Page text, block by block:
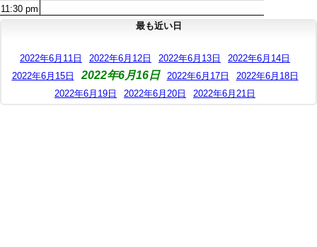
11:30 pm
最も近い日
2022年6月11日 2022年6月12日 2022年6月13日
2022年6月14日
2022年6月15日
2022年6月16日 2022年6月17日
2022年6月18日
2022年6月19日
2022年6月20日 2022年6月21日